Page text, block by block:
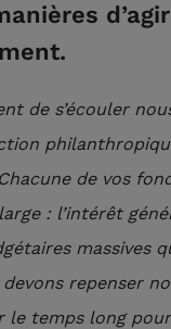
de s’écouler
de vos
: l’intérêt
massives
repenser
le temps long